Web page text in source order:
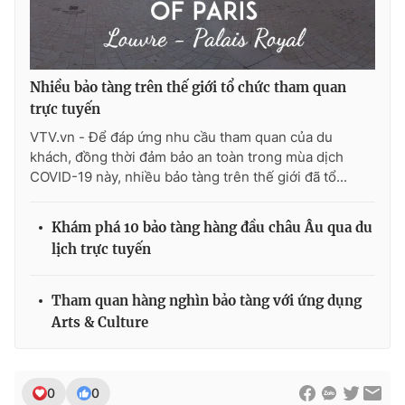
THỜI BÁO VTV
Theo dõi báo trên
Cơ quan chủ quản:Đài Truyền hình Việt Nam
Cơ quan báo chí:Thời báo VTV
cấp ngày 29/12/2023
Tổng Biên tập:Vũ Thanh Thủy
Tổng đài VTV: 024.38 355 931 - 024.38 355 932
Nhiều bảo tàng trên thế giới tổ chức tham quan
trực tuyến
VTV.vn - Để đáp ứng nhu cầu tham quan của du
khách, đồng thời đảm bảo an toàn trong mùa dịch
COVID-19 này, nhiều bảo tàng trên thế giới đã tổ...
Khám phá 10 bảo tàng hàng đầu châu Âu qua du
lịch trực tuyến
Tham quan hàng nghìn bảo tàng với ứng dụng
Arts & Culture
0 0